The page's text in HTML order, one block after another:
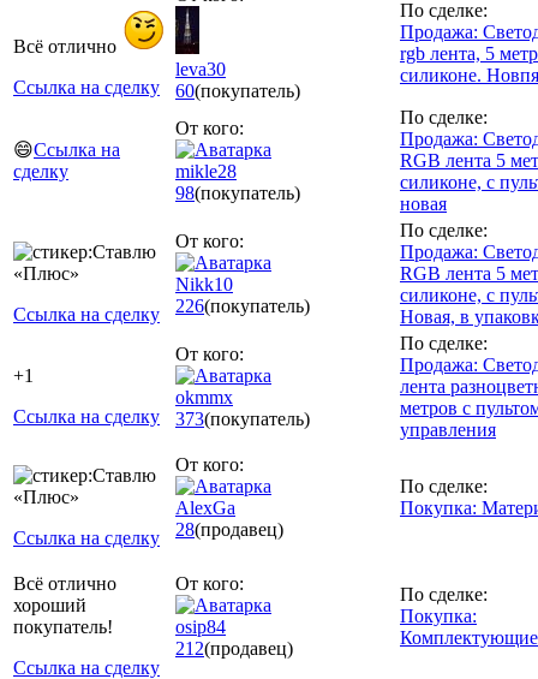
Всё отлично
Ссылка на сделку
leva30
60(покупатель)
По сделке:
Продажа:
rgb лента, 5
силиконе. Новпя
😄Ссылка на
сделку
От кого:
mikle28
98(покупатель)
По сделке:
Продажа:
RGB лента 5
силиконе, с
новая
Ссылка на сделку
От кого:
Nikk10
226(покупатель)
По сделке:
Продажа:
RGB лента 5
силиконе, с
Новая, в
+1
Ссылка на сделку
От кого:
okmmx
373(покупатель)
По сделке:
Продажа:
лента
метров с
управления
Ссылка на сделку
От кого:
AlexGa
28(продавец)
По сделке:
Покупка:
Всё отлично
хороший
покупатель!
Ссылка на сделку
От кого:
osip84
212(продавец)
По сделке:
Покупка: